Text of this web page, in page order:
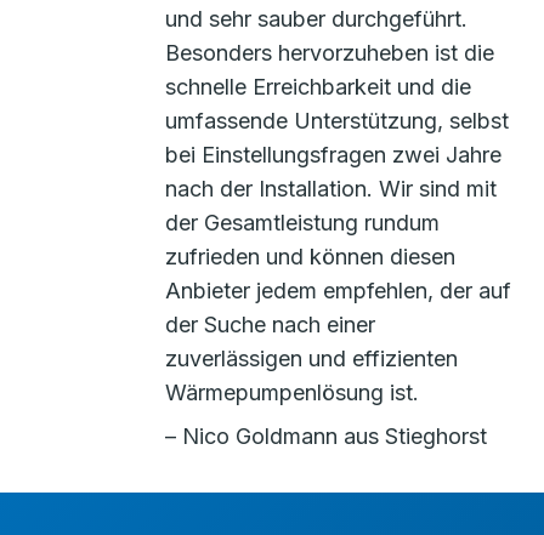
und sehr sauber durchgeführt.
Besonders hervorzuheben ist die
schnelle Erreichbarkeit und die
umfassende Unterstützung, selbst
bei Einstellungsfragen zwei Jahre
nach der Installation. Wir sind mit
der Gesamtleistung rundum
zufrieden und können diesen
Anbieter jedem empfehlen, der auf
der Suche nach einer
zuverlässigen und effizienten
Wärmepumpenlösung ist.
– Nico Goldmann aus Stieghorst